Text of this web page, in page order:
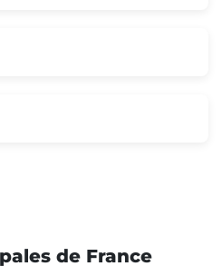
de France